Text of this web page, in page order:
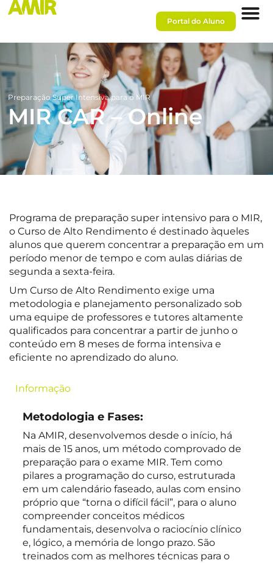
Portal do Aluno
Preparação Super Intensiva para o MIR
MIR CAR – Online
Programa de preparação super intensivo para o MIR,
o Curso de Alto Rendimento é destinado àqueles
alunos que querem concentrar a preparação em um
período menor de tempo e com aulas diárias de
segunda a sexta-feira.
Um Curso de Alto Rendimento exige uma
metodologia e planejamento personalizado sob
uma equipe de professores e tutores altamente
qualificados para concentrar a partir de junho o
conteúdo em 8 meses de forma intensiva e
eficiente no aprendizado do aluno.
Informação
Metodologia e Fases:
Na AMIR, desenvolvemos desde o início, há
mais de 15 anos, um método comprovado de
preparação para o exame MIR. Tem como
pilares a programação do curso, estruturada
em um calendário faseado, aulas com ensino
próprio que “torna o difícil fácil”, para o aluno
compreender conceitos médicos
fundamentais, desenvolva o raciocínio clínico
e, lógico, a memória de longo prazo. São
treinados com as melhores técnicas para o